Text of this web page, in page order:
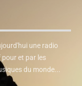
une radio
et par les
du monde...